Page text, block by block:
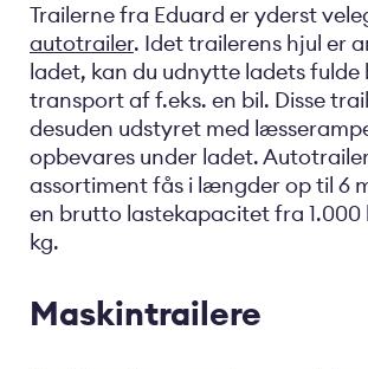
Trailerne fra Eduard er yderst
autotrailer. Idet trailerens hjul er
ladet, kan du udnytte ladets fulde
transport af f.eks. en bil. Disse
desuden udstyret med
opbevares under ladet.
assortiment fås i længder op til 6
en brutto lastekapacitet fra 1.000
kg.
Maskintrailere